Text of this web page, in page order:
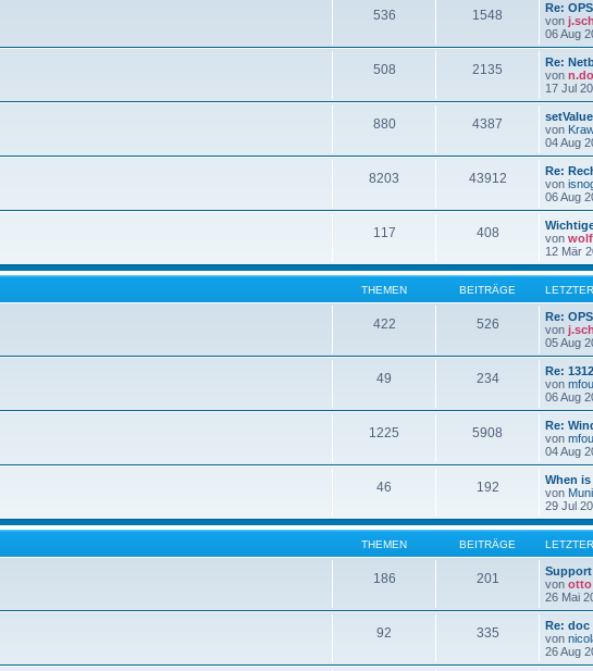
536 1548
Re:
von
06 Aug
508 2135
Re:
von
17 Jul
880 4387
von
04 Aug
8203 43912
Re:
von
06 Aug
117 408
von
12 Mär
THEMEN BEITRÄGE
422 526
Re:
von
05 Aug
49 234
Re:
von
06 Aug
1225 5908
Re:
von
04 Aug
46 192
When
von
29 Jul
THEMEN BEITRÄGE
186 201
von otto
26 Mai
92 335
Re: doc
von
26 Aug